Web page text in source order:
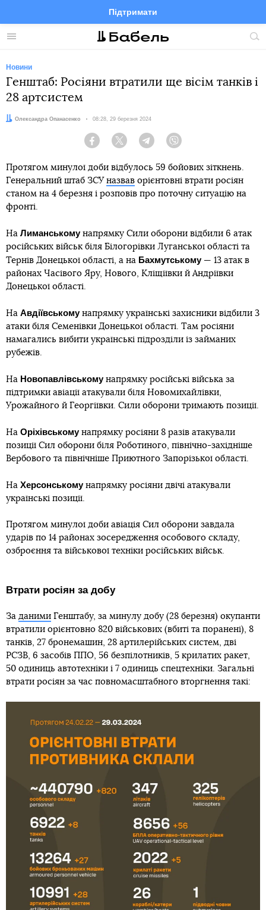
Меню
Підтримати
FacebookTelegramTwitter
Новини
Генштаб: Росіяни втратили ще вісім танків і
28 артсистем
Автор:
Олександра Опанасенко Дата:
08:28, 29 березня 2024
Facebook Twitter Telegram
Протягом минулої доби відбулось 59 бойових зіткнень.
Генеральний штаб ЗСУ назвав орієнтовні втрати росіян
станом на 4 березня і розповів про поточну ситуацію на
фронті.
На Лиманському напрямку Сили оборони відбили 6 атак
російських військ біля Білогорівки Луганської області та
Тернів Донецької області, а на Бахмутському — 13 атак в
районах Часівого Яру, Нового, Кліщіївки й Андріївки
Донецької області.
На Авдіївському напрямку українські захисники відбили 3
атаки біля Семенівки Донецької області. Там росіяни
намагались вибити українські підрозділи із займаних
рубежів.
На Новопавлівському напрямку російські війська за
підтримки авіації атакували біля Новомихайлівки,
Урожайного й Георгіївки. Сили оборони тримають позиції.
На Оріхівському напрямку росіяни 8 разів атакували
позиції Сил оборони біля Роботиного, північно-західніше
Вербового та північніше Приютного Запорізької області.
На Херсонському напрямку росіяни двічі атакували
українські позиції.
Протягом минулої доби авіація Сил оборони завдала
ударів по 14 районах зосередження особового складу,
озброєння та військової техніки російських військ.
Втрати росіян за добу
За даними Генштабу, за минулу добу (28 березня) окупанти
втратили орієнтовно 820 військових (вбиті та поранені), 8
танків, 27 бронемашин, 28 артилерійських систем, дві
РСЗВ, 6 засобів ППО, 56 безпілотників, 5 крилатих ракет,
50 одиниць автотехніки і 7 одиниць спецтехніки. Загальні
втрати росіян за час повномасштабного вторгнення такі: